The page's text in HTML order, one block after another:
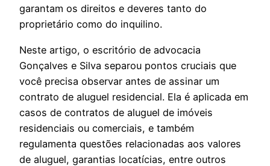
garantam os direitos e deveres tanto do
proprietário como do inquilino.
Neste artigo, o escritório de advocacia
Gonçalves e Silva separou pontos cruciais que
você precisa observar antes de assinar um
contrato de aluguel residencial. Ela é aplicada em
casos de contratos de aluguel de imóveis
residenciais ou comerciais, e também
regulamenta questões relacionadas aos valores
de aluguel, garantias locatícias, entre outros